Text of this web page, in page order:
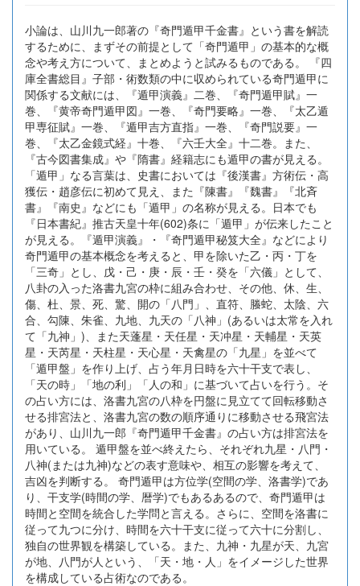
小論は、山川九一郎著の『奇門遁甲千金書』という書を解読
するために、まずその前提として「奇門遁甲」の基本的な概
念や考え方について、まとめようと試みるものである。 『四
庫全書総目』子部・術数類の中に収められている奇門遁甲に
関係する文献には、『遁甲演義』二巻、『奇門遁甲賦』一
巻、『黄帝奇門遁甲図』一巻、『奇門要略』一巻、『太乙遁
甲専征賦』一巻、『遁甲吉方直指』一巻、『奇門説要』一
巻、『太乙金鏡式経』十巻、『六壬大全』十二巻。また、
『古今図書集成』や『隋書』経籍志にも遁甲の書が見える。
「遁甲」なる言葉は、史書においては『後漢書』方術伝・高
獲伝・趙彦伝に初めて見え、また『陳書』『魏書』『北斉
書』『南史』などにも「遁甲」の名称が見える。日本でも
『日本書紀』推古天皇十年(602)条に「遁甲」が伝来したこと
が見える。『遁甲演義』・『奇門遁甲秘笈大全』などにより
奇門遁甲の基本概念を考えると、甲を除いた乙・丙・丁を
「三奇」とし、戊・己・庚・辰・壬・癸を「六儀」として、
八卦の入った洛書九宮の枠に組み合わせ、その他、休、生、
傷、杜、景、死、驚、開の「八門」、直符、螣蛇、太陰、六
合、勾陳、朱雀、九地、九天の「八神」(あるいは太常を入れ
て「九神」)、また天蓬星・天任星・天冲星・天輔星・天英
星・天芮星・天柱星・天心星・天禽星の「九星」を並べて
「遁甲盤」を作り上げ、占う年月日時を六十干支で表し、
「天の時」「地の利」「人の和」に基づいて占いを行う。そ
の占い方には、洛書九宮の八枠を円盤に見立てて回転移動さ
せる排宮法と、洛書九宮の数の順序通りに移動させる飛宮法
があり、山川九一郎『奇門遁甲千金書』の占い方は排宮法を
用いている。 遁甲盤を並べ終えたら、それぞれ九星・八門・
八神(または九神)などの表す意味や、相互の影響を考えて、
吉凶を判断する。 奇門遁甲は方位学(空間の学、洛書学)であ
り、干支学(時間の学、暦学)でもあるあるので、奇門遁甲は
時間と空間を統合した学問と言える。さらに、空間を洛書に
従って九つに分け、時間を六十干支に従って六十に分割し、
独自の世界観を構築している。また、九神・九星が天、九宮
が地、八門が人という、「天・地・人」をイメージした世界
を構成している占術なのである。